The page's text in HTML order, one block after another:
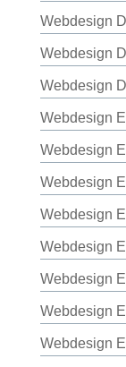
Webdesign
Webdesign
Webdesign
Webdesign
Webdesign
Webdesign
Webdesign
Webdesign
Webdesign
Webdesign
Webdesign